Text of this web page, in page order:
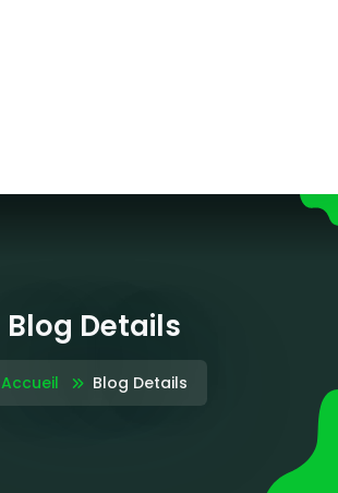
Blog Details
Accueil Blog Details